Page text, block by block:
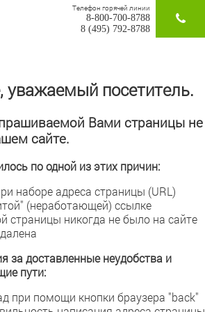
Телефон горячей линии
8-800-700-8788
8 (495) 792-8788
уважаемый посетитель.
Вами страницы не
сайте.
по одной из этих причин:
наборе адреса страницы (URL)
(неработающей) ссылке
страницы никогда не было на сайте
доставленные неудобства и
пути:
при помощи кнопки браузера "back"